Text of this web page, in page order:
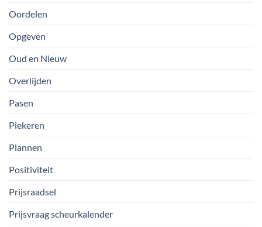
Oordelen
Opgeven
Oud en Nieuw
Overlijden
Pasen
Piekeren
Plannen
Positiviteit
Prijsraadsel
Prijsvraag scheurkalender